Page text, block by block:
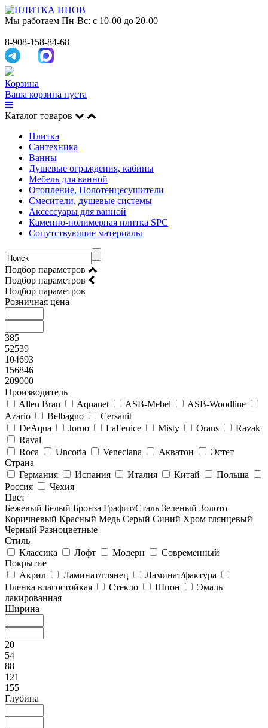
Мы работаем Пн-Вс: с 10-00 до 20-00
8-908-158-84-68
Корзина
Ваша корзина пуста
Каталог товаров
Плитка
Сантехника
Ванны
Душевые ограждения, кабины
Мебель для ванной
Отопление, Полотенцесушители
Смесители, душевые системы
Аксессуары для ванной
Каменно-полимерная плитка SPC
Сопутствующие материалы
Подбор параметров
Подбор параметров
Подбор параметров
Розничная цена
385
52539
104693
156846
209000
Производитель
Allen Brau
Aquanet ASB-Mebel
ASB-Woodline
Azario
Belbagno
Cersanit
DeAqua
Jorno LaFenice Misty Orans
Ravak
Raval
Roca
Uncoria Veneciana Акватон
Эстет
Страна
Германия
Испания Италия Китай
Польша
Россия
Чехия
Цвет
Бежевый Белый Бронза Графит/Сталь Зеленый Золото
Коричневый Красный Медь Серый Синий Хром глянцевый
Черный Разноцветные
Стиль
Классика
Лофт Модерн
Современный
Покрытие
Акрил
Ламинат/глянец
Ламинат/фактура
Пленка влагостойкая
Стекло Шпон
Эмаль
лакированная
Ширина
20
54
88
121
155
Глубина